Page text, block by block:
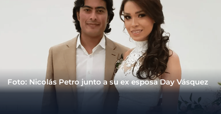
Foto: Nicolás Petro junto a su ex esposa Day Vásquez